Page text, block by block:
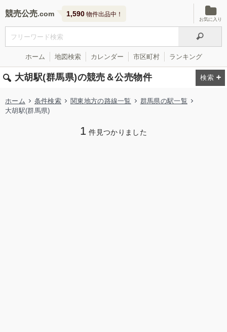
競売公売 1,590 物件出品中！
お気に入り
ホーム 地図検索 カレンダー 市区町村 ランキング
大胡駅(群馬県)の競売＆公売物件
ホーム 条件検索 関東地方の路線一覧
群馬県の駅一覧
大胡駅(群馬県)
1 件見つかりました